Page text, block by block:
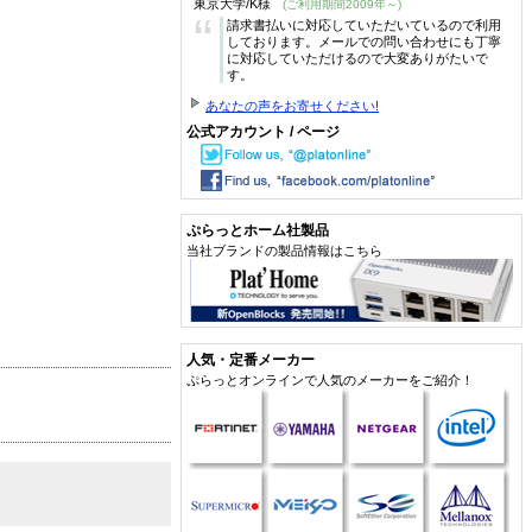
東京大学/K様 (ご利用期間2009年～)
“
請求書払いに対応していただいているので利用
しております。メールでの問い合わせにも丁寧
に対応していただけるので大変ありがたいで
す。
あなたの声をお寄せください!
公式アカウント / ページ
ぷらっとホーム社製品
当社ブランドの製品情報はこちら
人気・定番メーカー
ぷらっとオンラインで人気のメーカーをご紹介！